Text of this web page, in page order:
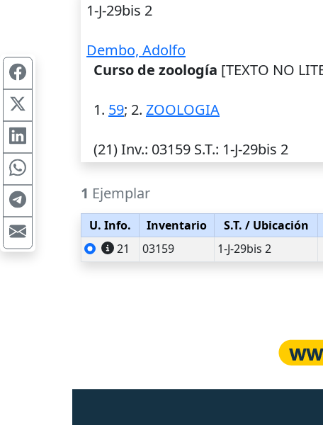
1-J-29bis 2
Dembo, Adolfo
Curso de zoología [TEXTO NO
1. 59; 2. ZOOLOGIA
(21)Inv.: 03159 S.T.: 1-J-29bis 2
1 Ejemplar
U. Info. Inventario S.T. / Ubicación
21
03159 1-J-29bis 2